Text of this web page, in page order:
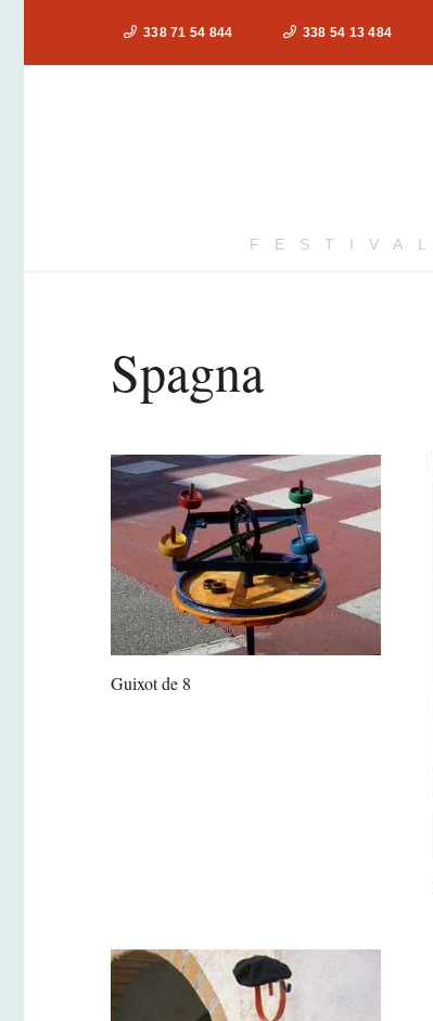
338 71 54 844 338 54 13 484
Spagna
Guixot de 8